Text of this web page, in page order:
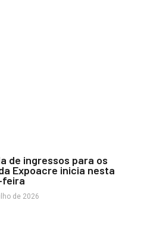
de ingressos para os
Expoacre inicia nesta
feira
de 2026